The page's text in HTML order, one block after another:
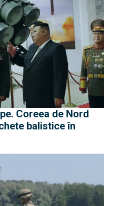
Coreea de Nord
balistice în